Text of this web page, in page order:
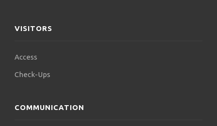
VISITORS
Access
Check-Ups
COMMUNICATION